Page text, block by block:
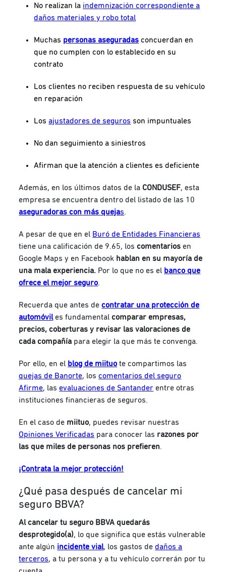
No realizan la indemnización correspondiente a
daños materiales y robo total
Muchas personas aseguradas concuerdan en
que no cumplen con lo establecido en su
contrato
Los clientes no reciben respuesta de su vehículo
en reparación
Los ajustadores de seguros son impuntuales
No dan seguimiento a siniestros
Afirman que la atención a clientes es deficiente
Además, en los últimos datos de la CONDUSEF, esta
empresa se encuentra dentro del listado de las 10
aseguradoras con más quejas.
A pesar de que en el Buró de Entidades Financieras
tiene una calificación de 9.65, loscomentariosen
Google Maps y en Facebook hablan en su mayoría de
una mala experiencia. Por lo que no es el banco que
ofrece el mejor seguro.
Recuerda que antes de contratar una protección de
automóvil es fundamentalcomparar empresas,
precios, coberturas y revisar las valoraciones de
cada compañía para elegir la que más te convenga.
Por ello, en el blog de miituo te compartimos las
quejas de Banorte, loscomentarios del seguro
Afirme, lasevaluaciones de Santander entre otras
instituciones financieras de seguros.
En el caso de miituo, puedes revisar nuestras
Opiniones Verificadas para conocer las razones por
las que miles de personas nos prefieren.
¡Contrata la mejor protección!
¿Qué pasa después de cancelar mi
seguro BBVA?
Al cancelar tu seguro BBVA quedarás
desprotegido(a), lo que significa que estás vulnerable
ante algún incidente vial, los gastos dedaños a
terceros, a tu persona y a tu vehículo correrán por tu